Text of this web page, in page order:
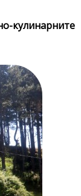
кулинарните